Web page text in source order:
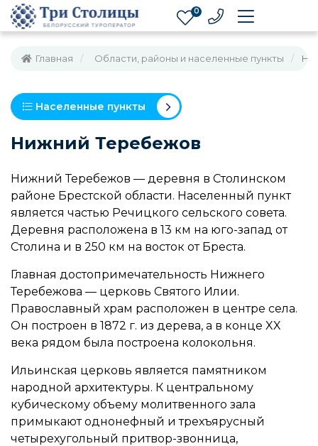
0
Главная Области, районы и населенные пункты
Населенные пункты
Нижний Теребежов
Нижний Теребежов — деревня в Столинском
районе Брестской области. Населенный пункт
является частью Речицкого сельского совета.
Деревня расположена в 13 км на юго-запад от
Столина и в 250 км на восток от Бреста.
Главная достопримечательность Нижнего
Теребежова — церковь Святого Илии.
Православный храм расположен в центре села.
Он построен в 1872 г. из дерева, а в конце XX
века рядом была построена колокольня.
Ильинская церковь является памятником
народной архитектуры. К центральному
кубическому объему молитвенного зала
примыкают однонефный и трехъярусный
четырехугольный притвор-звонница,